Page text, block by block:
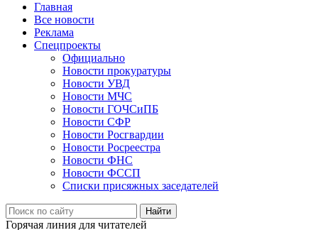
Главная
Все новости
Реклама
Спецпроекты
Официально
Новости прокуратуры
Новости УВД
Новости МЧС
Новости ГОЧСиПБ
Новости СФР
Новости Росгвардии
Новости Росреестра
Новости ФНС
Новости ФССП
Списки присяжных заседателей
Горячая линия для читателей